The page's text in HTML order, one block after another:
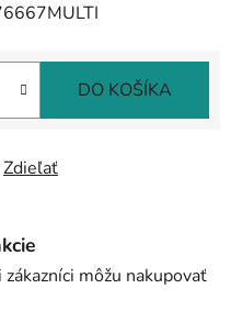
DO KOŠÍKA
Zdieľať
zákazníci môžu nakupovať